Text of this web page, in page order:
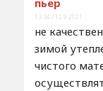
13:34 / 12.9.2021
не
зимой
чистого